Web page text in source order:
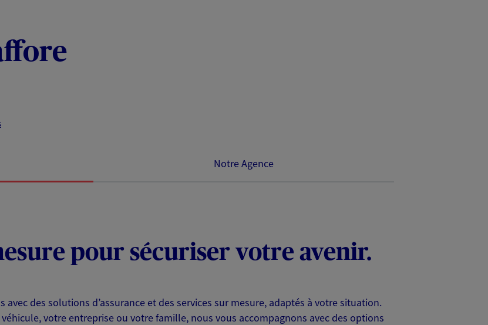
Notre Agence
pour sécuriser votre avenir.
avec des solutions d’assurance et des services sur mesure, adaptés à votre situation.
votre entreprise ou votre famille, nous vous accompagnons avec des options